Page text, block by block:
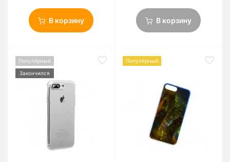
В корзину В корзину
Популярный
Закончился
Популярный